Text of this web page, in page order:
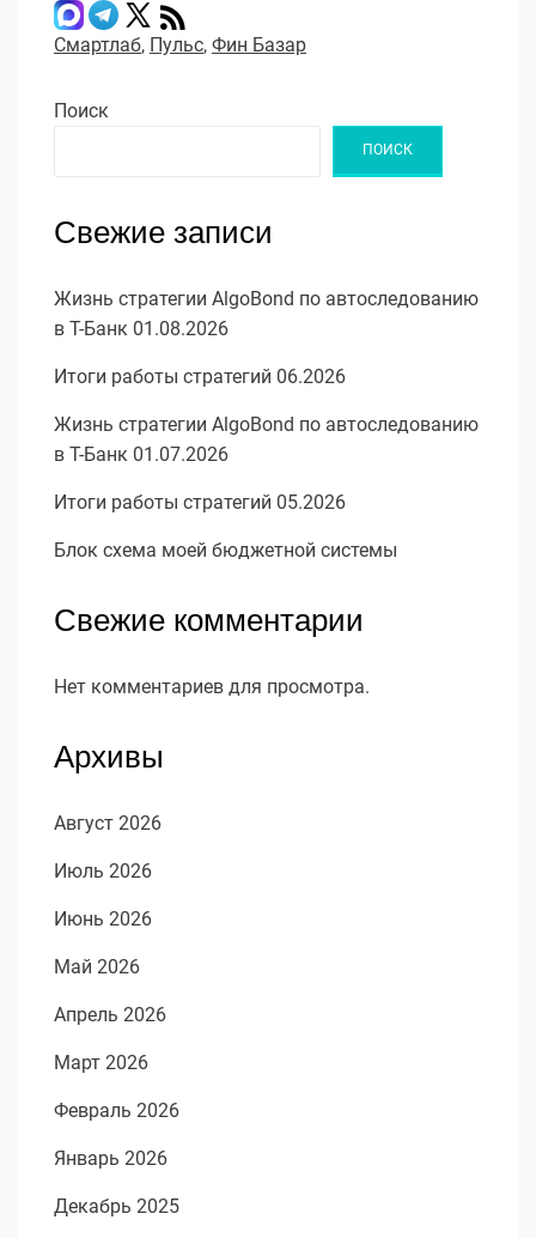
Смартлаб, Пульс, Фин Базар
Поиск
ПОИСК
Свежие записи
Жизнь стратегии AlgoBond по автоследованию
в Т-Банк 01.08.2026
Итоги работы стратегий 06.2026
Жизнь стратегии AlgoBond по автоследованию
в Т-Банк 01.07.2026
Итоги работы стратегий 05.2026
Блок схема моей бюджетной системы
Свежие комментарии
Нет комментариев для просмотра.
Архивы
Август 2026
Июль 2026
Июнь 2026
Май 2026
Апрель 2026
Март 2026
Февраль 2026
Январь 2026
Декабрь 2025